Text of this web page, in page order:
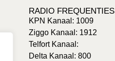
RADIO FREQUENTIES
KPN Kanaal: 1009
Ziggo Kanaal: 1912
Telfort Kanaal:
Delta Kanaal: 800